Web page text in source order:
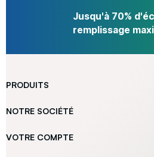
Jusqu'à 70%
remplissage
PRODUITS
NOTRE SOCIÉTÉ
VOTRE COMPTE